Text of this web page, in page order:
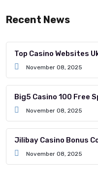
Recent News
Top Casino Websites
November 08, 2025
Big5 Casino 100 Free
November 08, 2025
Jilibay Casino Bonus
November 08, 2025